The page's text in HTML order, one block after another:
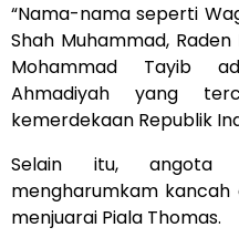
“Nama-nama seperti
Shah Muhammad,
Mohammad Tayib
Ahmadiyah yang
kemerdekaan Republik
Selain itu, angota
mengharumkam
menjuarai Piala Thomas.